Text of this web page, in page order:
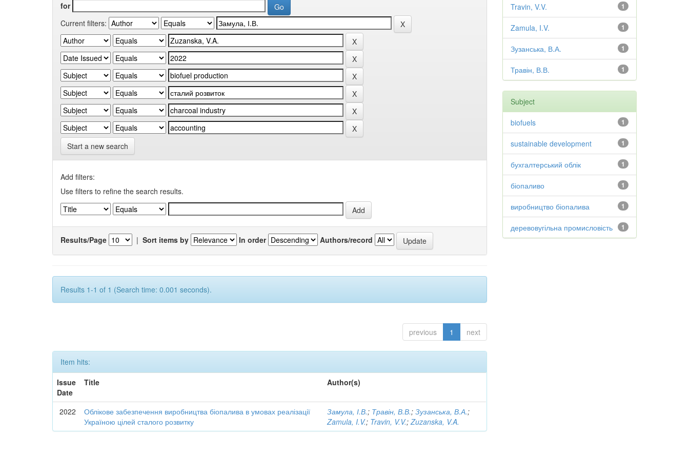
for
Current filters:
Start a new search
Add filters:
Use filters to refine the search results.
Results/Page | Sort items by In order Authors/record
Results 1-1 of 1 (Search time: 0.001 seconds).
previous 1 next
Item hits:
Issue
Date
Title Author(s)
2022
Облікове забезпечення виробництва біопалива в умовах реалізації
Україною цілей сталого розвитку
Замула, І.В.; Травін, В.В.;Зузанська, В.А.;
Zamula, I.V.; Travin, V.V.;Zuzanska, V.A.
1
Travin, V.V.
1
Zamula, I.V.
1
Зузанська, В.А.
1
Травін, В.В.
Subject
1
biofuels
1
sustainable development
1
бухгалтерський облік
1
біопаливо
1
виробництво біопалива
1
деревовугільна промисловість